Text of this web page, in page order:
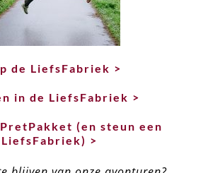
de LiefsFabriek >
in de LiefsFabriek >
(en steun een
LiefsFabriek) >